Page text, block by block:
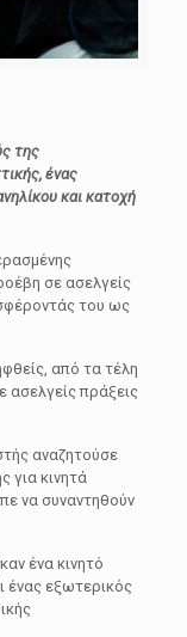
της
ένας
και κατοχή
σε ασελγείς
του ως
από τα τέλη
ασελγείς πράξεις
αναζητούσε
για κινητά
να συναντηθούν
ένα κινητό
ένας εξωτερικός